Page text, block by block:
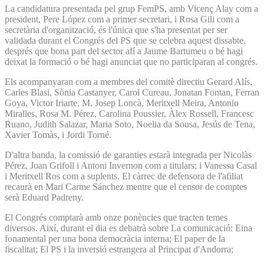
La candidatura presentada pel grup FemPS, amb Vicenç Alay com a
president, Pere López com a primer secretari, i Rosa Gili com a
secretària d'organització, és l'única que s'ha presentat per ser
validada durant el Congrés del PS que se celebra aquest dissabte,
després que bona part del sector afí a Jaume Bartumeu o bé hagi
deixat la formació o bé hagi anunciat que no participaran al congrés.
Els acompanyaran com a membres del comitè directiu Gerard Alís,
Carles Blasi, Sònia Castanyer, Carol Cureau, Jonatan Fontan, Ferran
Goya, Victor Iriarte, M. Josep Loncà, Meritxell Meira, Antonio
Miralles, Rosa M. Pérez, Carolina Poussier, Àlex Rossell, Francesc
Ruano, Judith Salazar, Maria Soto, Noelia da Sousa, Jesús de Tena,
Xavier Tomàs, i Jordi Torné.
D'altra banda, la comissió de garanties estarà integrada per Nicolàs
Pérez, Joan Grifoll i Antoni Invernon com a titulars; i Vanessa Casal
i Meritxell Ros com a suplents. El càrrec de defensora de l'afiliat
recaurà en Mari Carme Sánchez mentre que el censor de comptes
serà Eduard Padreny.
El Congrés comptarà amb onze ponències que tracten temes
diversos. Així, durant el dia es debatrà sobre La comunicació: Eina
fonamental per una bona democràcia interna; El paper de la
fiscalitat; El PS i la inversió estrangera al Principat d'Andorra;